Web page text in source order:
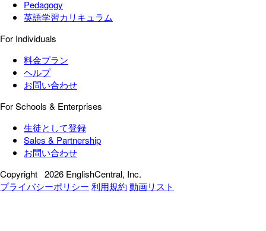
Pedagogy
英語学習カリキュラム
For Individuals
料金プラン
ヘルプ
お問い合わせ
For Schools & Enterprises
生徒として登録
Sales & Partnership
お問い合わせ
Copyright 2026 EnglishCentral, Inc.
プライバシーポリシー 利用規約 動画リスト